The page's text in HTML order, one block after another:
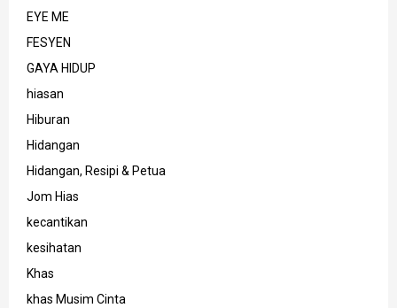
EYE ME
FESYEN
GAYA HIDUP
hiasan
Hiburan
Hidangan
Hidangan, Resipi & Petua
Jom Hias
kecantikan
kesihatan
Khas
khas Musim Cinta